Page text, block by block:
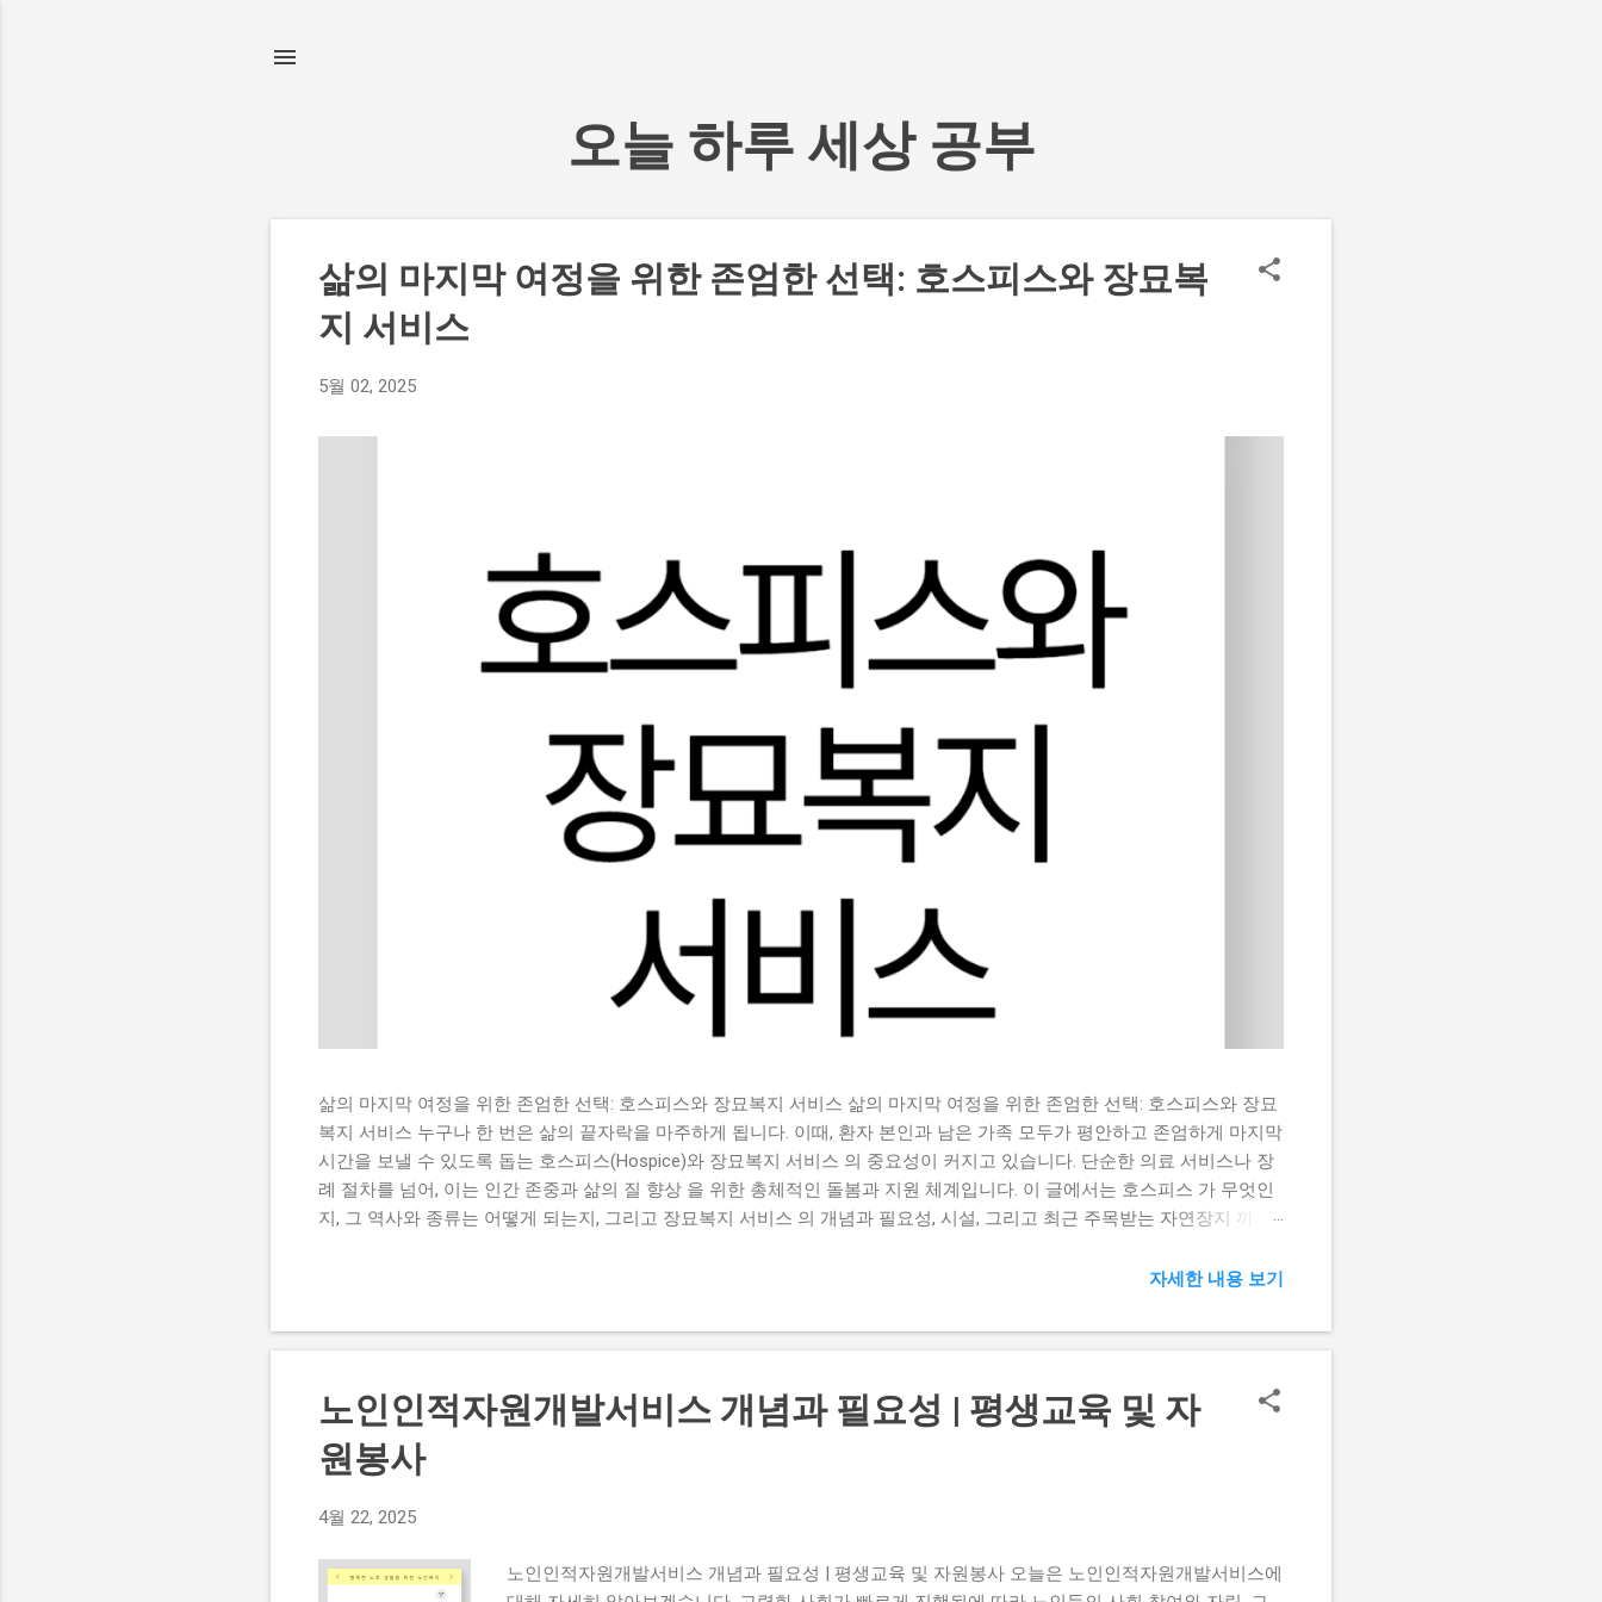
오늘 하루 세상 공부
삶의 마지막 여정을 위한 존엄한 선택: 호스피스와 장묘복
지 서비스
5월 02, 2025
삶의 마지막 여정을 위한 존엄한 선택: 호스피스와 장묘복지 서비스 삶의 마지막 여정을 위한 존엄한 선택: 호스피스와 장묘
복지 서비스 누구나 한 번은 삶의 끝자락을 마주하게 됩니다. 이때, 환자 본인과 남은 가족 모두가 평안하고 존엄하게 마지막
시간을 보낼 수 있도록 돕는 호스피스(Hospice)와 장묘복지 서비스 의 중요성이 커지고 있습니다. 단순한 의료 서비스나 장
례 절차를 넘어, 이는 인간 존중과 삶의 질 향상 을 위한 총체적인 돌봄과 지원 체계입니다. 이 글에서는 호스피스 가 무엇인
지, 그 역사와 종류는 어떻게 되는지, 그리고 장묘복지 서비스 의 개념과 필요성, 시설, 그리고 최근 주목받는 자연장지 까지,
필요할까요? 호스피스 는 세계보건기구(WHO)에 의해 완치가 불가능한 환자와 그 가족에게 제공되는 적극적이고 총체적인
고, 심리적, 사회적, 영적인 지지를 통해 환자와 가족의 삶의 질을 최상으로 유지 하는 데 목표를 둡니다. 이는 단지 죽음을 기
래와 현대적 발전 호스피스의 개념은 중세 유럽에서 여행 순례자들을 위한 숙박과 간호를 제공했던 작은 교회 에서 시작되
었습니다. 병들거나 지친 여행자들이 이곳에서 돌봄을 받으며 '호스피스'라 불리게 되었고, 이는 환대에 감사하는 마음
(Hospitality) 에서 유래된 단어입니다. 현대 호스피스 의 기반을 마련한 인물은...
자세한 내용 보기
노인인적자원개발서비스 개념과 필요성 | 평생교육 및 자
원봉사
4월 22, 2025
노인인적자원개발서비스 개념과 필요성 | 평생교육 및 자원봉사 오늘은 노인인적자원개발서비스에